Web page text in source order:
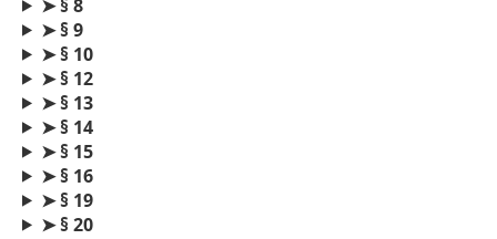
➤§ 8
➤§ 9
➤§ 10
➤§ 12
➤§ 13
➤§ 14
➤§ 15
➤§ 16
➤§ 19
➤§ 20